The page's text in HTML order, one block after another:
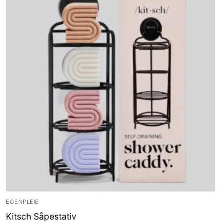
EGENPLEIE
Kitsch Såpestativ